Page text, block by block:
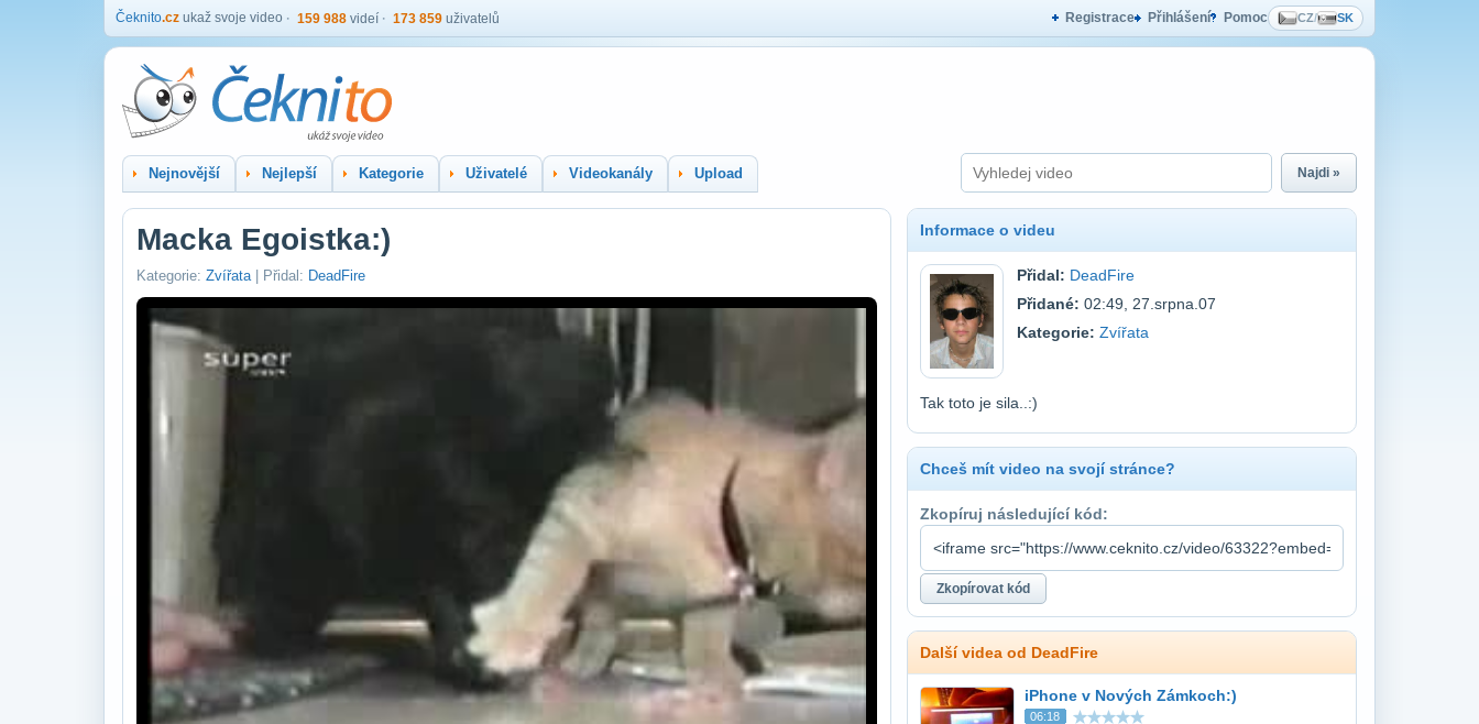
Čeknito.cz ukaž svoje video 159 988 videí 173 859 uživatelů Registrace Přihlášení Pomoc CZ/ SK
Nejnovější Nejlepší Kategorie Uživatelé Videokanály Upload Najdi »
Macka Egoistka:)
Kategorie: Zvířata| Přidal: DeadFire
Informace o videu
Přidal: DeadFire
Přidané: 02:49, 27.srpna.07
Kategorie: Zvířata
Tak toto je sila..:)
Chceš mít video na svojí stránce?
Zkopíruj následující kód:
Další videa od DeadFire
iPhone v Nových Zámkoch:)
06:18